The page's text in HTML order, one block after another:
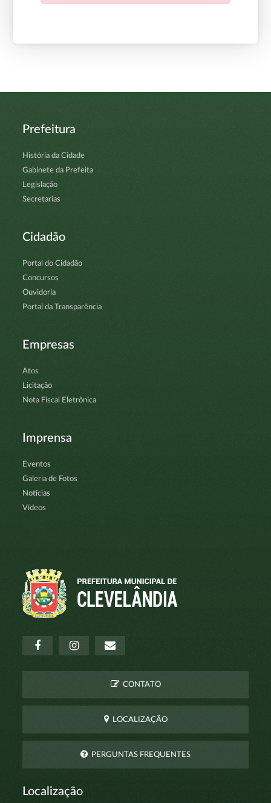
Prefeitura
História da Cidade
Gabinete da Prefeita
Legislação
Secretarias
Cidadão
Portal do Cidadão
Concursos
Ouvidoria
Portal da Transparência
Empresas
Atos
Licitação
Nota Fiscal Eletrônica
Imprensa
Eventos
Galeria de Fotos
Notícias
Vídeos
CONTATO
LOCALIZAÇÃO
PERGUNTAS FREQUENTES
Localização